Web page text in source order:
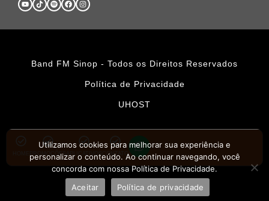
Band FM Sinop - Todos os Direitos Reservados
Política de Privacidade
UHOST
PROMOÇÕESAPLICATIVOS CONTATO
Utilizamos cookies para melhorar sua experiência e
personalizar o conteúdo. Ao continuar navegando, você
concorda com nossa Política de Privacidade.
Aceitar
Política de privacidade